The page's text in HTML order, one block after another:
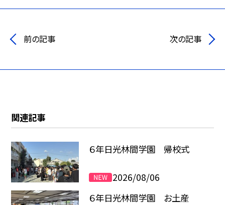
前の記事 次の記事
関連記事
６年日光林間学園 帰校式
2026/08/06
６年日光林間学園 お土産